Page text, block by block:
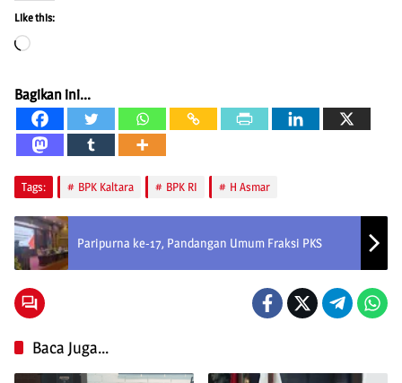
Like this:
Loading…
Bagikan ini...
Tags: BPK Kaltara BPK RI H Asmar
Paripurna ke-17, Pandangan Umum Fraksi PKS
Baca Juga...